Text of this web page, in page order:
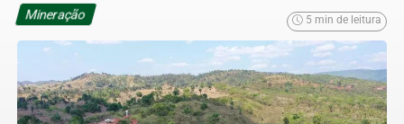
Mineração 5 min de leitura